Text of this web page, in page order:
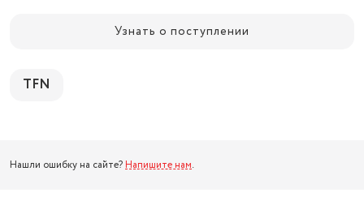
Узнать о поступлении
TFN
Нашли ошибку на сайте? Напишите нам.